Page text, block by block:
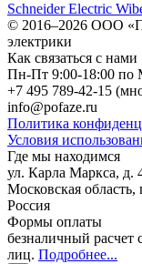
Schneider Electric
© 2016–2026 ООО
электрики
Как связаться с нами
Пн-Пт 9:00-18:00 по
+7 495 789-42-15
info@pofaze.ru
Политика
Условия
Где мы находимся
ул. Карла Маркса, д.
Московская область,
Россия
Формы оплаты
безналичный
лиц. Подробнее...